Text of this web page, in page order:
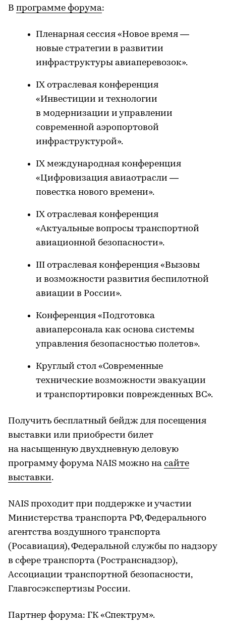
В программе форума:
Пленарная сессия «Новое время —
новые стратегии в развитии
инфраструктуры авиаперевозок».
IX отраслевая конференция
«Инвестиции и технологии
в модернизации и управлении
современной аэропортовой
инфраструктурой».
IX международная конференция
«Цифровизация авиаотрасли —
повестка нового времени».
IX отраслевая конференция
«Актуальные вопросы транспортной
авиационной безопасности».
III отраслевая конференция «Вызовы
и возможности развития беспилотной
авиации в России».
Конференция «Подготовка
авиаперсонала как основа системы
управления безопасностью полетов».
Круглый стол «Современные
технические возможности эвакуации
и транспортировки поврежденных ВС».
Получить бесплатный бейдж для посещения
выставки или приобрести билет
на насыщенную двухдневную деловую
программу форума NAIS можно на сайте
выставки.
NAIS проходит при поддержке и участии
Министерства транспорта РФ, Федерального
агентства воздушного транспорта
(Росавиация), Федеральной службы по надзору
в сфере транспорта (Ространснадзор),
Ассоциации транспортной безопасности,
Главгосэкспертизы России.
Партнер форума: ГК «Спектрум».